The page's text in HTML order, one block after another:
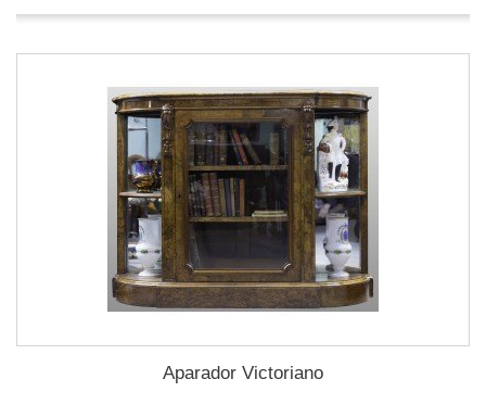
Aparador Victoriano